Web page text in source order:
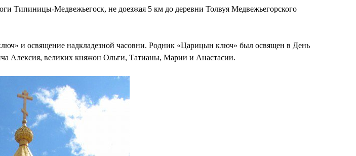
Типиницы-Медвежьегоск, не доезжая 5 км до деревни Толвуя Медвежьегорского
и освящение надкладезной часовни. Родник «Царицын ключ» был освящен в День
Алексия, великих княжон Ольги, Татианы, Марии и Анастасии.